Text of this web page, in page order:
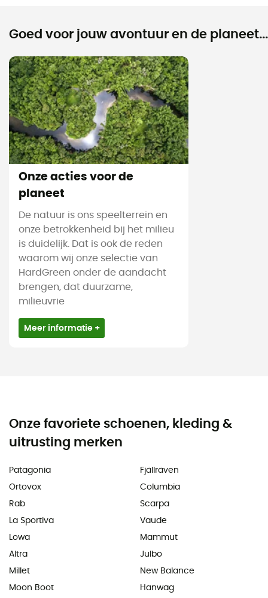
Goed voor jouw avontuur en de planeet...
Onze acties voor de
planeet
De natuur is ons speelterrein en
onze betrokkenheid bij het milieu
is duidelijk. Dat is ook de reden
waarom wij onze selectie van
HardGreen onder de aandacht
brengen, dat duurzame,
milieuvrie
Meer informatie +
Onze favoriete schoenen, kleding &
uitrusting merken
Patagonia
Ortovox
Rab
La Sportiva
Lowa
Altra
Millet
Moon Boot
Fjällräven
Columbia
Scarpa
Vaude
Mammut
Julbo
New Balance
Hanwag